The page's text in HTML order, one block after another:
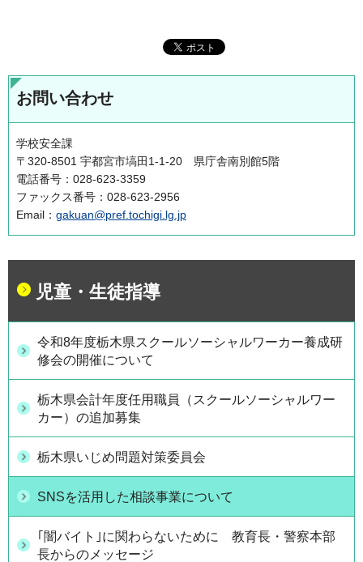
お問い合わせ
学校安全課
〒320-8501 宇都宮市塙田1-1-20 県庁舎南別館5階
電話番号：028-623-3359
ファックス番号：028-623-2956
Email： gakuan@pref.tochigi.lg.jp
児童・生徒指導
令和8年度栃木県スクールソーシャルワーカー養成研
修会の開催について
栃木県会計年度任用職員（スクールソーシャルワー
カー）の追加募集
栃木県いじめ問題対策委員会
SNSを活用した相談事業について
｢闇バイト｣に関わらないために 教育長・警察本部
長からのメッセージ